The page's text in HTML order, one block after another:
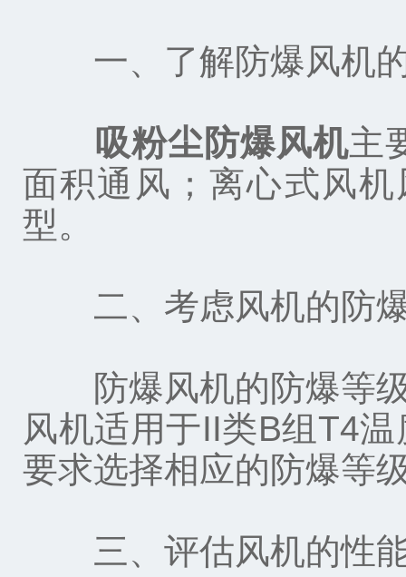
一、了解防爆风机
吸粉尘防爆风机主
面积通风；离心式风
型。
二、考虑风机的防
防爆风机的防爆等级
风机适用于II类B组T4
要求选择相应的防爆等
三、评估风机的性